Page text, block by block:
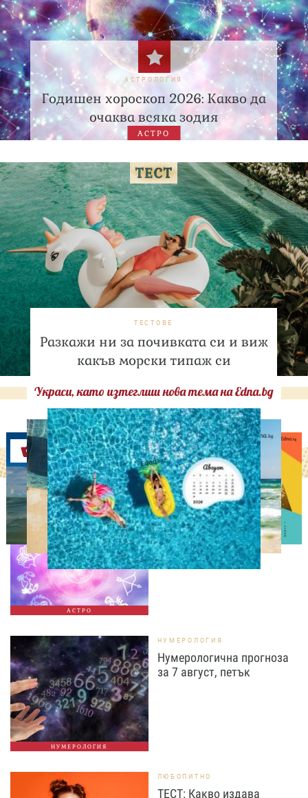
АСТРОЛОГИЯ
Годишен хороскоп 2026: Какво да
очаква всяка зодия
АСТРО
ТЕСТОВЕ
Разкажи ни за почивката си и виж
какъв морски типаж си
Украси, като изтеглиш нова тема на Edna.bg
Оферти
АСТРО
АСТРОЛОГИЯ
Дневен хороскоп за 7
август, петък
НУМЕРОЛОГИЯ
НУМЕРОЛОГИЯ
Нумерологична прогноза
за 7 август, петък
ЛЮБОПИТНО
ТЕСТ: Какво издава